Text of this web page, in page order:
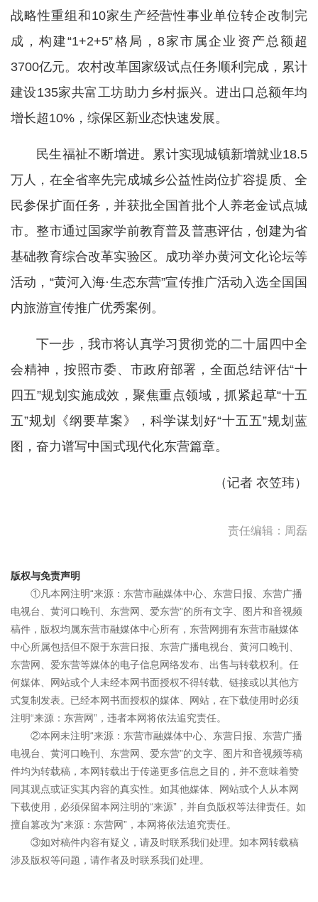
战略性重组和10家生产经营性事业单位转企改制完
成，构建“1+2+5”格局，8家市属企业资产总额超
3700亿元。农村改革国家级试点任务顺利完成，累计
建设135家共富工坊助力乡村振兴。进出口总额年均
增长超10%，综保区新业态快速发展。
民生福祉不断增进。累计实现城镇新增就业18.5
万人，在全省率先完成城乡公益性岗位扩容提质、全
民参保扩面任务，并获批全国首批个人养老金试点城
市。整市通过国家学前教育普及普惠评估，创建为省
基础教育综合改革实验区。成功举办黄河文化论坛等
活动，“黄河入海·生态东营”宣传推广活动入选全国国
内旅游宣传推广优秀案例。
下一步，我市将认真学习贯彻党的二十届四中全
会精神，按照市委、市政府部署，全面总结评估“十
四五”规划实施成效，聚焦重点领域，抓紧起草“十五
五”规划《纲要草案》，科学谋划好“十五五”规划蓝
图，奋力谱写中国式现代化东营篇章。
（记者 衣笠玮）
责任编辑：周磊
版权与免责声明
①凡本网注明“来源：东营市融媒体中心、东营日报、东营广播
电视台、黄河口晚刊、东营网、爱东营”的所有文字、图片和音视频
稿件，版权均属东营市融媒体中心所有，东营网拥有东营市融媒体
中心所属包括但不限于东营日报、东营广播电视台、黄河口晚刊、
东营网、爱东营等媒体的电子信息网络发布、出售与转载权利。任
何媒体、网站或个人未经本网书面授权不得转载、链接或以其他方
式复制发表。已经本网书面授权的媒体、网站，在下载使用时必须
注明“来源：东营网”，违者本网将依法追究责任。
②本网未注明“来源：东营市融媒体中心、东营日报、东营广播
电视台、黄河口晚刊、东营网、爱东营”的文字、图片和音视频等稿
件均为转载稿，本网转载出于传递更多信息之目的，并不意味着赞
同其观点或证实其内容的真实性。如其他媒体、网站或个人从本网
下载使用，必须保留本网注明的“来源”，并自负版权等法律责任。如
擅自篡改为“来源：东营网”，本网将依法追究责任。
③如对稿件内容有疑义，请及时联系我们处理。如本网转载稿
涉及版权等问题，请作者及时联系我们处理。